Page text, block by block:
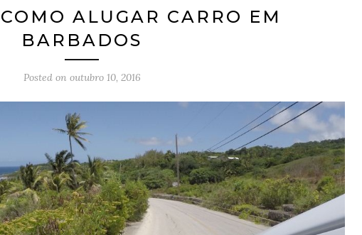
ALUGAR CARRO EM
BARBADOS
Posted on outubro 10, 2016